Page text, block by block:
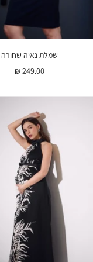
שמלת נאיה שחורה
מחיר
249.00 ₪